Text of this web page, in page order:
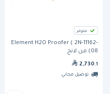
متوفر
Element H2O Proofer ( 2N-11162-
08) من لانج
2,730 .1
توصيل مجاني